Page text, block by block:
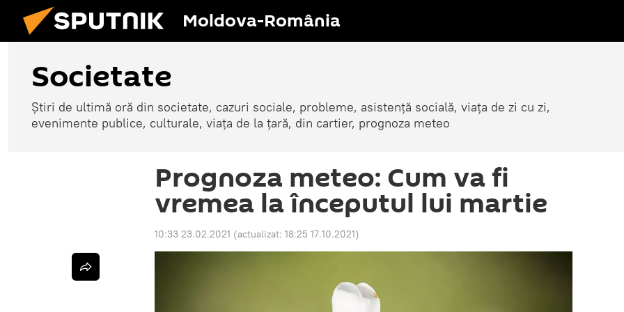
Moldova-România
Societate
Știri de ultimă oră din societate, cazuri sociale, probleme, asistență socială, viața de zi cu zi,
evenimente publice, culturale, viața de la țară, din cartier, prognoza meteo
Prognoza meteo: Cum va fi
vremea la începutul lui martie
10:33 23.02.2021 (actualizat: 18:25 17.10.2021)